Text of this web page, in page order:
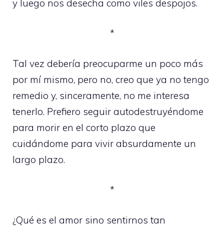
y luego nos desecha como viles despojos.
*
Tal vez debería preocuparme un poco más
por mí mismo, pero no, creo que ya no tengo
remedio y, sinceramente, no me interesa
tenerlo. Prefiero seguir autodestruyéndome
para morir en el corto plazo que
cuidándome para vivir absurdamente un
largo plazo.
*
¿Qué es el amor sino sentirnos tan